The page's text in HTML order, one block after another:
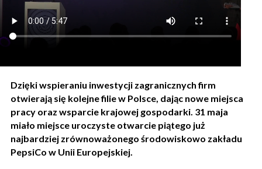
Dzięki wspieraniu inwestycji zagranicznych firm
otwierają się kolejne filie w Polsce, dając nowe miejsca
pracy oraz wsparcie krajowej gospodarki. 31 maja
miało miejsce uroczyste otwarcie piątego już
najbardziej zrównoważonego środowiskowo zakładu
PepsiCo w Unii Europejskiej.